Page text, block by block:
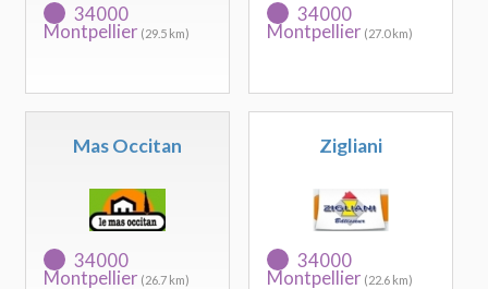
34000
Montpellier (29.5 km)
34000
Montpellier (27.0 km)
Mas Occitan
34000
Montpellier (26.7 km)
Zigliani
34000
Montpellier (22.6 km)